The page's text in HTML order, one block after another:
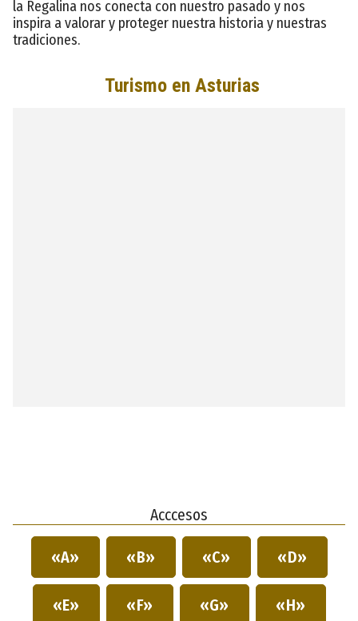
la Regalina nos conecta con nuestro pasado y nos
inspira a valorar y proteger nuestra historia y nuestras
tradiciones.
Acccesos
«A» «B» «C» «D»
«E» «F» «G» «H»